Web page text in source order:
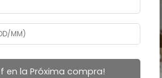
en la Próxima compra!